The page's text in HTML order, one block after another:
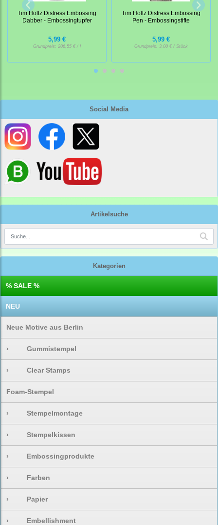
Social Media
Artikelsuche
Kategorien
% SALE %
NEU
Neue Motive aus Berlin
› Gummistempel
› Clear Stamps
Foam-Stempel
› Stempelmontage
› Stempelkissen
› Embossingprodukte
› Farben
› Papier
› Embellishment
Tim Holtz Distress Embossing
Dabber - Embossingtupfer
5,99 €
Grundpreis: 206,55 € / l
Tim Holtz Distress Embossing
Pen - Embossingstifte
5,99 €
Grundpreis: 3,00 € / Stück